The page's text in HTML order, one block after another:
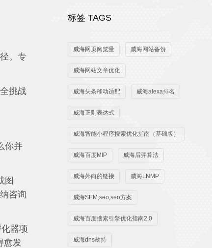
。专
挑战
你并
图
咨询
器项
愈发
标签 TAGS
威海网页阅览量 威海网站备份
威海网站文章优化
威海头条移动适配 威海alexa排名
威海正则表达式
威海智能小程序搜索优化指南（基础版）
威海百度MIP 威海后羿算法
威海外向的链接 威海LNMP
威海SEM,seo,seo方案
威海百度搜索引擎优化指南2.0
威海dns劫持